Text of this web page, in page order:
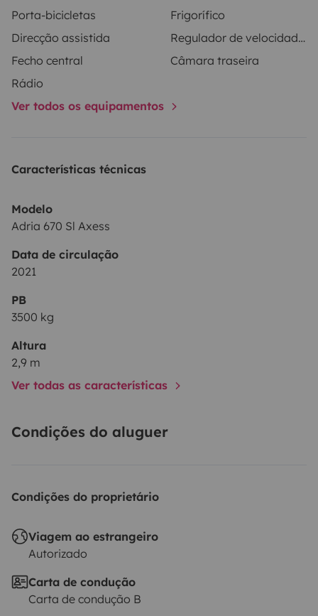
most technical data such as the number of seats,
consumption or measurements.
Porta-bicicletas
Frigorífico
Direcção assistida
Regulador de velocidade / Cruise Control
Fecho central
Câmara traseira
Rádio
Ver todos os equipamentos
Características técnicas
Modelo
Adria 670 Sl Axess
Data de circulação
2021
PB
3500 kg
Altura
2,9 m
Ver todas as características
Condições do aluguer
Condições do proprietário
Viagem ao estrangeiro
Autorizado
Carta de condução
Carta de condução B